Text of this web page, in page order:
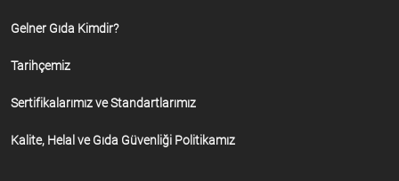
Gelner Gıda Kimdir?
Tarihçemiz
Sertifikalarımız ve Standartlarımız
Kalite, Helal ve Gıda Güvenliği Politikamız